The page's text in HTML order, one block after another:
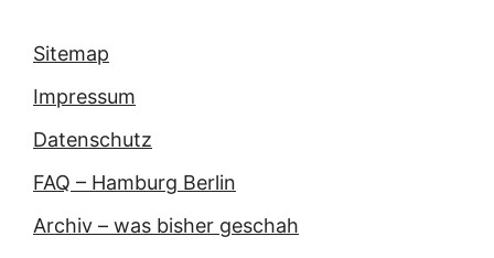
Sitemap
Impressum
Datenschutz
FAQ – Hamburg Berlin
Archiv – was bisher geschah